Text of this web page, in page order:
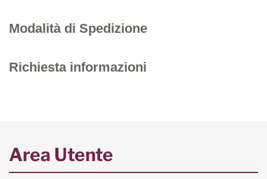
Modalità di Spedizione
Richiesta informazioni
Area Utente